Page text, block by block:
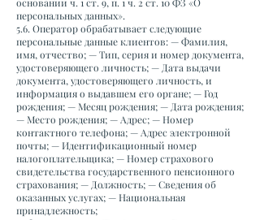
персональных данных».
5.6. Оператор обрабатывает следующие
персональные данные клиентов: — Фамилия,
имя, отчество; — Тип, серия и номер документа,
удостоверяющего личность; — Дата выдачи
документа, удостоверяющего личность, и
информация о выдавшем его органе; — Год
рождения; — Месяц рождения; — Дата рождения;
— Место рождения; — Адрес; — Номер
контактного телефона; — Адрес электронной
почты; — Идентификационный номер
налогоплательщика; — Номер страхового
свидетельства государственного пенсионного
страхования; — Должность; — Сведения об
оказанных услугах; — Национальная
принадлежность;